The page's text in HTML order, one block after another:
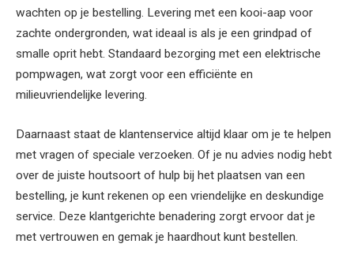
wachten op je bestelling. Levering met een kooi-aap voor
zachte ondergronden, wat ideaal is als je een grindpad of
smalle oprit hebt. Standaard bezorging met een elektrische
pompwagen, wat zorgt voor een efficiënte en
milieuvriendelijke levering.
Daarnaast staat de klantenservice altijd klaar om je te helpen
met vragen of speciale verzoeken. Of je nu advies nodig hebt
over de juiste houtsoort of hulp bij het plaatsen van een
bestelling, je kunt rekenen op een vriendelijke en deskundige
service. Deze klantgerichte benadering zorgt ervoor dat je
met vertrouwen en gemak je haardhout kunt bestellen.